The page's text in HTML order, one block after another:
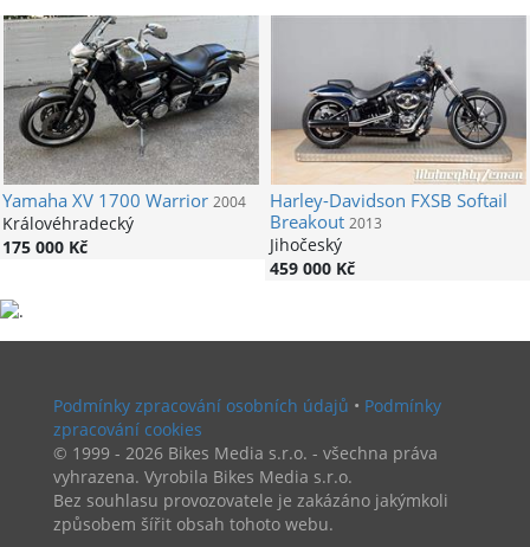
YamahaXV 1700 Warrior 2004
Královéhradecký
175 000 Kč
Harley-Davidson FXSB Softail
Breakout 2013
Jihočeský
459 000 Kč
Podmínky zpracování osobních údajů • Podmínky
zpracování cookies
© 1999 - 2026 Bikes Media s.r.o. - všechna práva
vyhrazena. Vyrobila Bikes Media s.r.o.
Bez souhlasu provozovatele je zakázáno jakýmkoli
způsobem šířit obsah tohoto webu.